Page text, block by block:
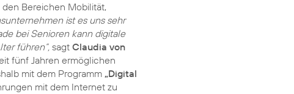
Bereichen Mobilität,
ist es uns sehr
bei Senioren kann digitale
führen“, sagt Claudia von
fünf Jahren ermöglichen
mit dem Programm „Digital
mit dem Internet zu